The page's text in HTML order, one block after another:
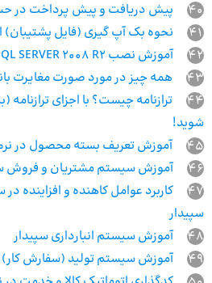
40
پیش دریافت و پیش پرداخت در
41
نحوه بک آپ گیری (فایل پشتیبان)
42
آموزش نصب SQL SERVER 2008 R2
43
همه چیز در مورد صورت مغایرت
44
ترازنامه چیست؟ با اجزای ترازنامه
شوید!
45
آموزش تعریف بسته محصول در نرم
46
آموزش سیستم مشتریان و فروش
47
کاربرد عوامل کاهنده و
سپیدار
48
آموزش سیستم انبارداری سپیدار
49
آموزش سیستم تولید (سفارش کار)